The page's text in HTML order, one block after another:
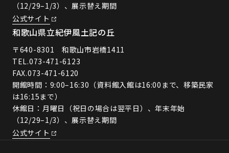
（12/29–1/3）、展示替え期間
公式サイト
和歌山県立紀伊風土記の丘
〒640-8301 和歌山市岩橋1411
TEL.073-471-6123
FAX.073-471-6120
開館時間：9:00–16:30（資料館入館は16:00まで、移築民家
は16:15まで）
休館日：月曜日（祝日の場合は翌平日）、年末年始
（12/29–1/3）、展示替え期間
公式サイト